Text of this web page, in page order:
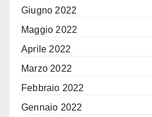
Giugno 2022
Maggio 2022
Aprile 2022
Marzo 2022
Febbraio 2022
Gennaio 2022